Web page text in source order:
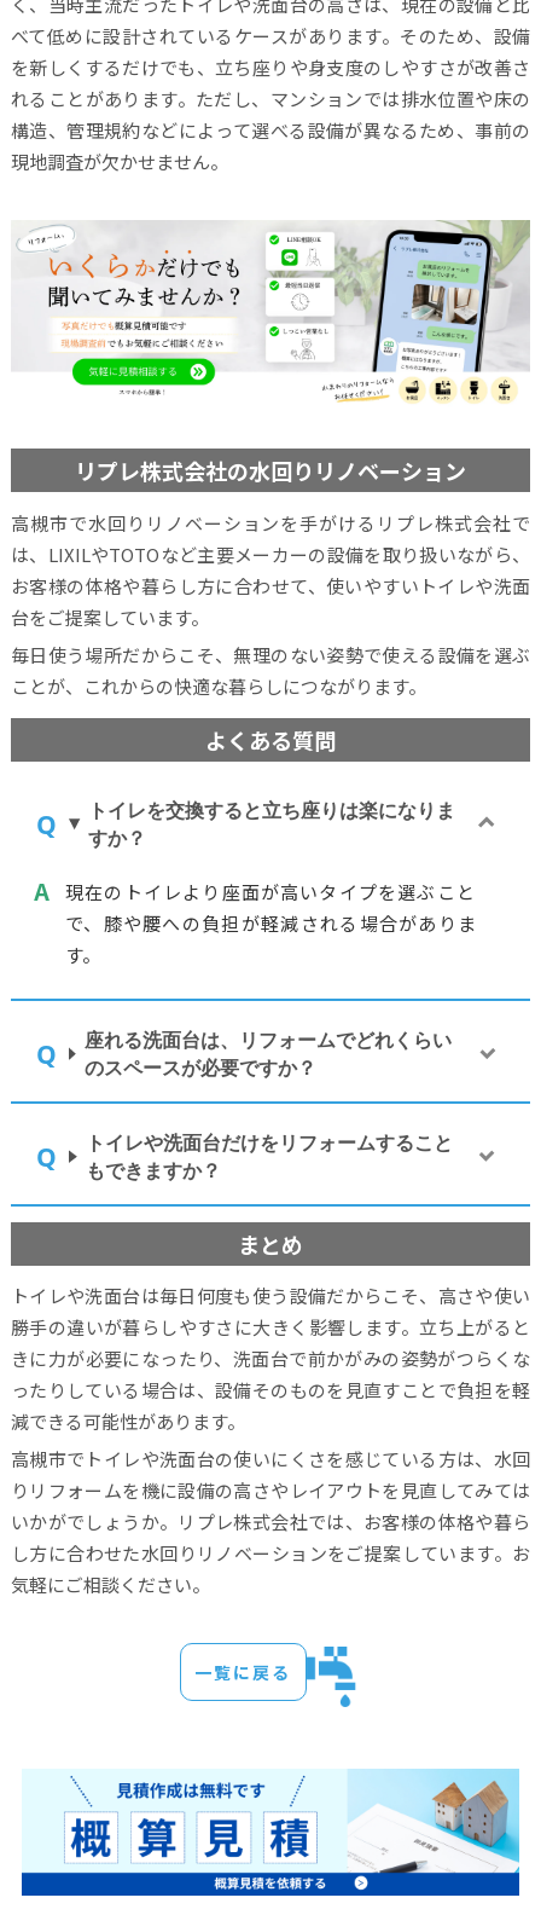
べて低めに設計されているケースがあります。そのため、設備
を新しくするだけでも、立ち座りや身支度のしやすさが改善さ
れることがあります。ただし、マンションでは排水位置や床の
構造、管理規約などによって選べる設備が異なるため、事前の
現地調査が欠かせません。
リプレ株式会社の水回りリノベーション
高槻市で水回りリノベーションを手がけるリプレ株式会社で
は、LIXILやTOTOなど主要メーカーの設備を取り扱いながら、
お客様の体格や暮らし方に合わせて、使いやすいトイレや洗面
台をご提案しています。
毎日使う場所だからこそ、無理のない姿勢で使える設備を選ぶ
ことが、これからの快適な暮らしにつながります。
よくある質問
トイレを交換すると立ち座りは楽になりま
すか？
現在のトイレより座面が高いタイプを選ぶこと
で、膝や腰への負担が軽減される場合がありま
す。
座れる洗面台は、リフォームでどれくらい
のスペースが必要ですか？
トイレや洗面台だけをリフォームすること
もできますか？
まとめ
トイレや洗面台は毎日何度も使う設備だからこそ、高さや使い
勝手の違いが暮らしやすさに大きく影響します。立ち上がると
きに力が必要になったり、洗面台で前かがみの姿勢がつらくな
ったりしている場合は、設備そのものを見直すことで負担を軽
減できる可能性があります。
高槻市でトイレや洗面台の使いにくさを感じている方は、水回
りリフォームを機に設備の高さやレイアウトを見直してみては
いかがでしょうか。リプレ株式会社では、お客様の体格や暮ら
し方に合わせた水回りリノベーションをご提案しています。お
気軽にご相談ください。
一覧に戻る